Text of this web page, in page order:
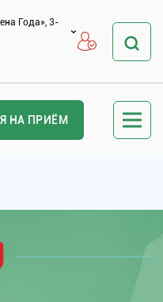
Года», 3-
НА ПРИЁМ